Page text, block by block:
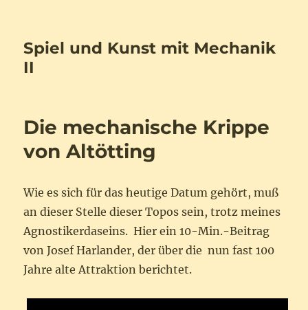
Spiel und Kunst mit Mechanik
II
Die mechanische Krippe
von Altötting
Wie es sich für das heutige Datum gehört, muß
an dieser Stelle dieser Topos sein, trotz meines
Agnostikerdaseins. Hier ein 10-Min.-Beitrag
von Josef Harlander, der über die nun fast 100
Jahre alte Attraktion berichtet.